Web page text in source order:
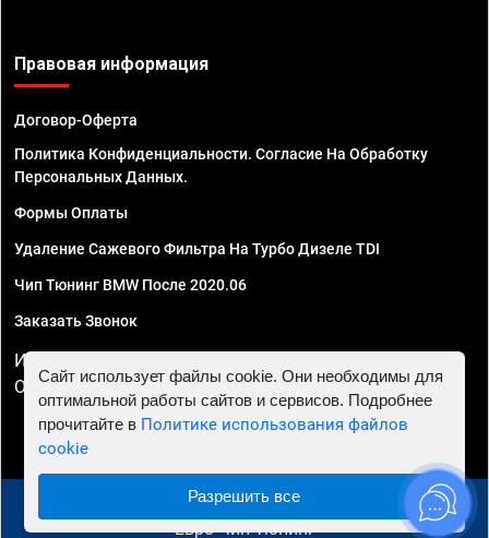
Правовая информация
Договор-Оферта
Политика Конфиденциальности. Согласие На Обработку
Персональных Данных.
Формы Оплаты
Удаление Сажевого Фильтра На Турбо Дизеле TDI
Чип Тюнинг BMW После 2020.06
Заказать Звонок
ИП Смирнов Георгий Павлович. ИНН 781302555843,
ОГРНИП 324470400032610
© 2010 - 2026 Чип тюнинг в Краснодаре - Автосервис
"Евро Чип Тюнинг"
Сайт использует файлы cookie. Они необходимы для
оптимальной работы сайтов и сервисов. Подробнее
прочитайте в Политике использования файлов
cookie
Разрешить все